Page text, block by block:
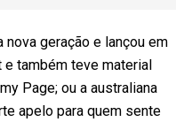
geração e lançou em
e também teve material
Page; ou a australiana
apelo para quem sente